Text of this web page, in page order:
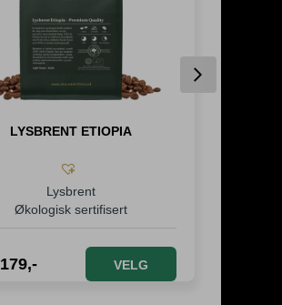
LYSBRENT ETIOPIA
Lysbrent
Økologisk sertifisert
179,- VELG
Next